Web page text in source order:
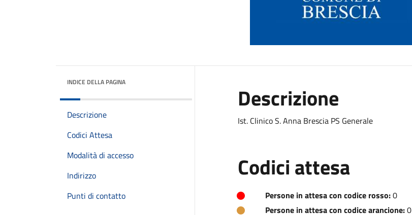
INDICE DELLA PAGINA
Descrizione
Codici Attesa
Modalità di accesso
Indirizzo
Punti di contatto
Descrizione
Ist. Clinico S. Anna Brescia PS Generale
Codici attesa
Persone in attesa con codice rosso:0
Persone in attesa con codice arancione:0